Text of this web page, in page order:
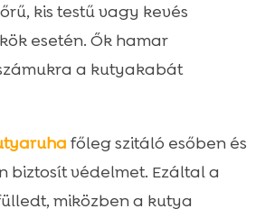
kis testű vagy kevés
esetén. Ők hamar
a kutyakabát
főleg szitáló esőben és
biztosít védelmet. Ezáltal a
miközben a kutya